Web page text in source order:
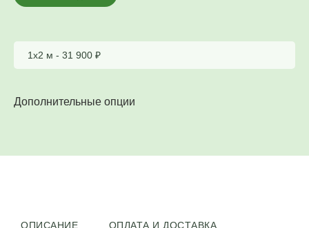
1х2 м - 31 900 ₽
Дополнительные опции
ОПИСАНИЕ ОПЛАТА И ДОСТАВКА